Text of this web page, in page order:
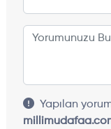
Yapılan